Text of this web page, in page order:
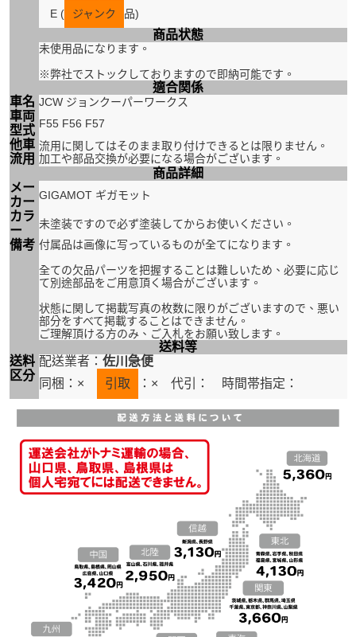
E (
ジャンク 品)
商品状態
未使用品になります。
※弊社でストックしておりますので即納可能です。
適合関係
車名 JCW ジョンクーパーワークス
車両
型式 F55 F56 F57
他車
流用
流用に関してはそのまま取り付けできるとは限りません。
加工や部品交換が必要になる場合がございます。
商品詳細
メー
カー GIGAMOT ギガモット
カラ
ー
未塗装ですので必ず塗装してからお使いください。
備考 付属品は画像に写っているものが全てになります。
全ての欠品パーツを把握することは難しいため、必要に応じ
て別途部品をご用意頂く場合がございます。
状態に関して掲載写真の枚数に限りがございますので、悪い
部分をすべて掲載することはできません。
ご理解頂ける方のみ、ご入札をお願い致します。
送料等
送料
区分
配送業者： 佐川急便
同梱：×
引取 ：× 代引： 時間帯指定：